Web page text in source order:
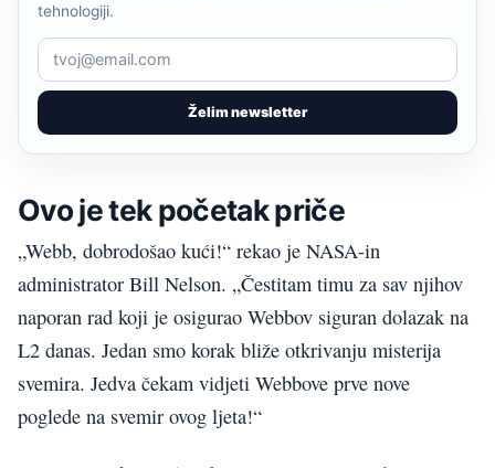
Želim newsletter
tehnologiji.
Ovo je tek početak priče
„Webb, dobrodošao kući!“ rekao je NASA-in
administrator Bill Nelson. „Čestitam timu za sav njihov
naporan rad koji je osigurao Webbov siguran dolazak na
L2 danas. Jedan smo korak bliže otkrivanju misterija
svemira. Jedva čekam vidjeti Webbove prve nove
poglede na svemir ovog ljeta!“